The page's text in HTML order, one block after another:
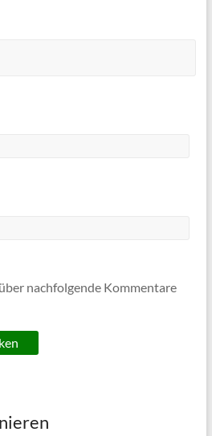
nachfolgende Kommentare